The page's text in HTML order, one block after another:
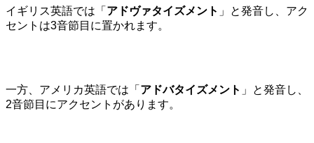
イギリス英語では「 アドヴァタイズメント 」と発音し、アク
セントは3音節目に置かれます。
一方、アメリカ英語では「 アドバタイズメント 」と発音し、
2音節目にアクセントがあります。